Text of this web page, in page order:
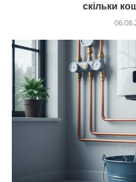
скільки